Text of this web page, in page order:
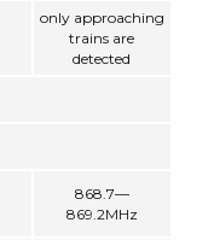
only approaching
trains are
detected
868.7—
869.2MHz